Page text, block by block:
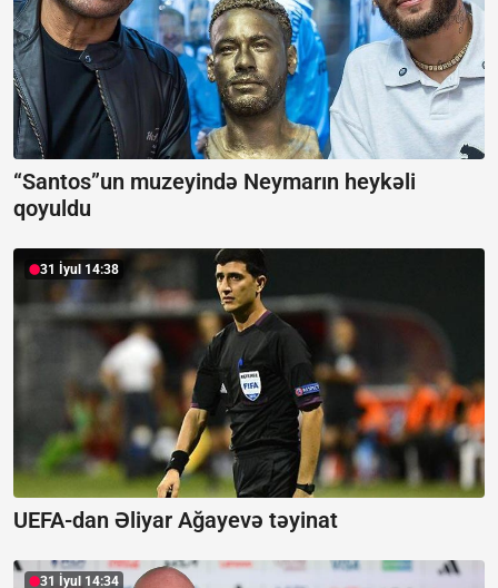
“Santos”un muzeyində Neymarın heykəli
qoyuldu
31 İyul 14:38
UEFA-dan Əliyar Ağayevə təyinat
31 İyul 14:34